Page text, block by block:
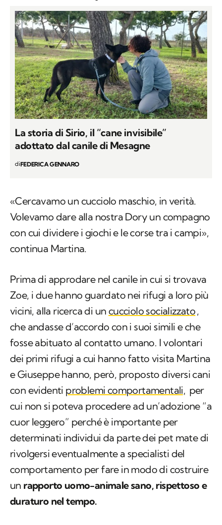
La storia di Sirio, il “cane invisibile”
adottato dal canile di Mesagne
diFEDERICA GENNARO
«Cercavamo un cucciolo maschio, in verità.
Volevamo dare alla nostra Dory un compagno
con cui dividere i giochi e le corse tra i campi»,
continua Martina.
Prima di approdare nel canile in cui si trovava
Zoe, i due hanno guardato nei rifugi a loro più
vicini, alla ricerca di un cucciolo socializzato,
che andasse d’accordo con i suoi simili e che
fosse abituato al contatto umano. I volontari
dei primi rifugi a cui hanno fatto visita Martina
e Giuseppe hanno, però, proposto diversi cani
con evidenti problemi comportamentali, per
cui non si poteva procedere ad un’adozione “a
cuor leggero” perché è importante per
determinati individui da parte dei pet mate di
rivolgersi eventualmente a specialisti del
comportamento per fare in modo di costruire
un rapporto uomo-animale sano, rispettoso e
duraturo nel tempo.